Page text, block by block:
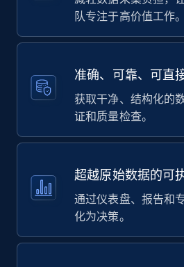
队专注于高价值工作。
准确、可靠、可直
获取干净、结构化的
证和质量检查。
超越原始数据的可
通过仪表盘、报告和
化为决策。